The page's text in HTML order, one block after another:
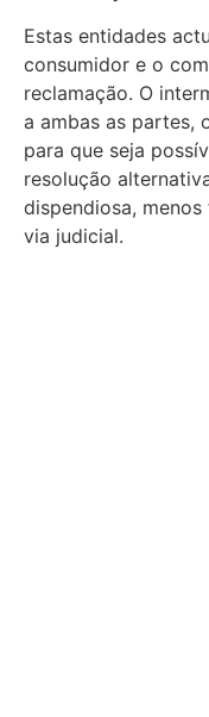
Estas entidades
consumidor e o
reclamação. O
a ambas as partes,
para que seja
resolução
dispendiosa,
via judicial.